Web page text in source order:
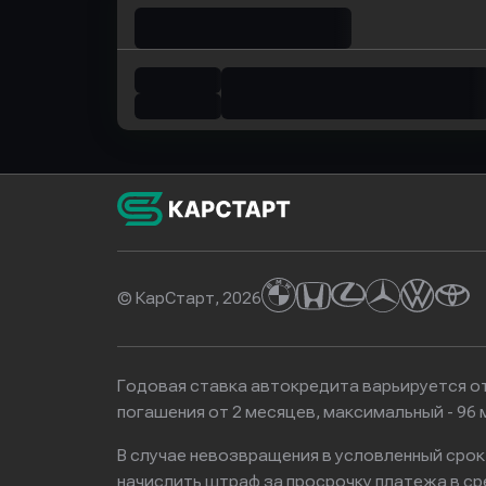
© КарСтарт, 2026
Годовая ставка автокредита варьируется
погашения от 2 месяцев, максимальный -
В случае невозвращения в условленный
начислить штраф за просрочку платежа в